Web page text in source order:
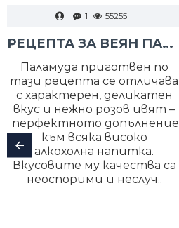
1 55255
РЕЦЕПТА ЗА ВЕЯН ПАЛАМУД
Паламуда приготвен по
тази рецепта се отличава
с характерен, деликатен
вкус и нежно розов цвят –
перфектното допълнение
към всяка високо
алкохолна напитка.
Вкусовите му качества са
неоспорими и неслуч..